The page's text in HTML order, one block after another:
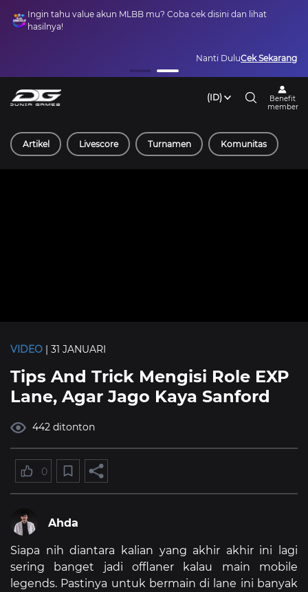
Ingin tahu value akun MLBB mu? Coba cek disini dan lihat
hasilnya!
Nanti DuluCek Sekarang
(ID)
Benefit
member
Artikel Livescore Turnamen Komunitas
VIDEO | 31 JANUARI
Tips And Trick Mengisi Role EXP
Lane, Agar Jago Kaya Sanford
442 ditonton
0
Ahda
Siapa nih diantara kalian yang akhir akhir ini lagi
sering banget jadi offlaner kalau main mobile
legends. Pastinya untuk bermain di lane ini banyak